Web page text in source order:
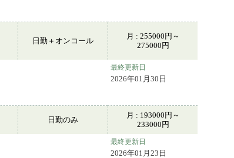
日勤＋オンコール
月 : 255000円～
275000円
最終更新日
2026年01月30日
日勤のみ
月 : 193000円～
233000円
最終更新日
2026年01月23日